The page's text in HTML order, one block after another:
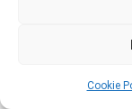
Cookie